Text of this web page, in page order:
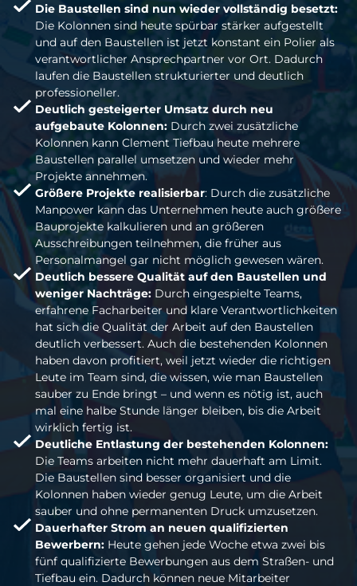
Die Baustellen sind nun wieder vollständig besetzt:
Die Kolonnen sind heute spürbar stärker aufgestellt
und auf den Baustellen ist jetzt konstant ein Polier als
verantwortlicher Ansprechpartner vor Ort. Dadurch
laufen die Baustellen strukturierter und deutlich
professioneller.
Deutlich gesteigerter Umsatz durch neu
aufgebaute Kolonnen: Durch zwei zusätzliche
Kolonnen kann Clement Tiefbau heute mehrere
Baustellen parallel umsetzen und wieder mehr
Projekte annehmen.
Größere Projekte realisierbar: Durch die zusätzliche
Manpower kann das Unternehmen heute auch größere
Bauprojekte kalkulieren und an größeren
Ausschreibungen teilnehmen, die früher aus
Personalmangel gar nicht möglich gewesen wären.
Deutlich bessere Qualität auf den Baustellen und
weniger Nachträge: Durch eingespielte Teams,
erfahrene Facharbeiter und klare Verantwortlichkeiten
hat sich die Qualität der Arbeit auf den Baustellen
deutlich verbessert. Auch die bestehenden Kolonnen
haben davon profitiert, weil jetzt wieder die richtigen
Leute im Team sind, die wissen, wie man Baustellen
sauber zu Ende bringt – und wenn es nötig ist, auch
mal eine halbe Stunde länger bleiben, bis die Arbeit
wirklich fertig ist.
Deutliche Entlastung der bestehenden Kolonnen:
Die Teams arbeiten nicht mehr dauerhaft am Limit.
Die Baustellen sind besser organisiert und die
Kolonnen haben wieder genug Leute, um die Arbeit
sauber und ohne permanenten Druck umzusetzen.
Dauerhafter Strom an neuen qualifizierten
Bewerbern: Heute gehen jede Woche etwa zwei bis
fünf qualifizierte Bewerbungen aus dem Straßen- und
Tiefbau ein. Dadurch können neue Mitarbeiter